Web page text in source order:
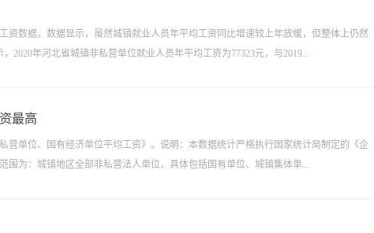
资数据。数据显示，虽然城镇就业人员年平均工资同比增速较上年放缓，但整体上仍然
2020年河北省城镇非私营单位就业人员年平均工资为77323元，与2019...
最高
营单位、国有经济单位平均工资》。说明：本数据统计严格执行国家统计局制定的《企
围为：城镇地区全部非私营法人单位，具体包括国有单位、城镇集体单...